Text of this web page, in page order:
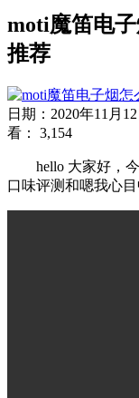
moti魔笛电
推荐
日期：2020年11月12
看： 3,154
hello 大家好，
口味评测和嗯我心